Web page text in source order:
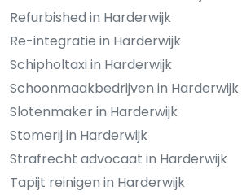
Refurbished in Harderwijk
Re-integratie in Harderwijk
Schipholtaxi in Harderwijk
Schoonmaakbedrijven in Harderwijk
Slotenmaker in Harderwijk
Stomerij in Harderwijk
Strafrecht advocaat in Harderwijk
Tapijt reinigen in Harderwijk